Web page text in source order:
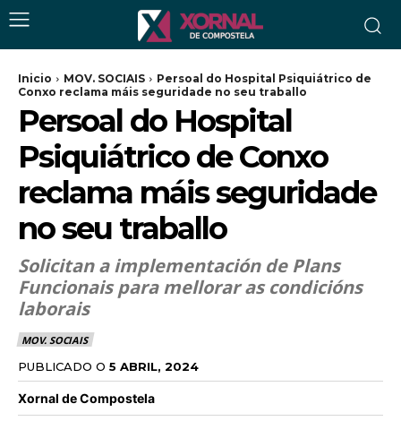
Inicio MOV. SOCIAIS
Persoal do Hospital Psiquiátrico de
Conxo reclama máis seguridade no seu traballo
Persoal do Hospital
Psiquiátrico de Conxo
reclama máis seguridade
no seu traballo
Solicitan a implementación de Plans
Funcionais para mellorar as condicións
laborais
MOV. SOCIAIS
PUBLICADO O 5 ABRIL, 2024
Xornal de Compostela